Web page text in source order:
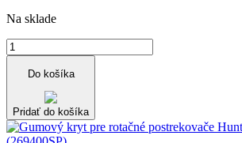
Na sklade
Do košíka
Pridať do košíka